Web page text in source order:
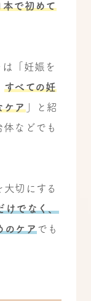
本で初めて
「妊娠を
すべての妊
ケア」と紹
などでも
切にする
けでなく、
のケアでも